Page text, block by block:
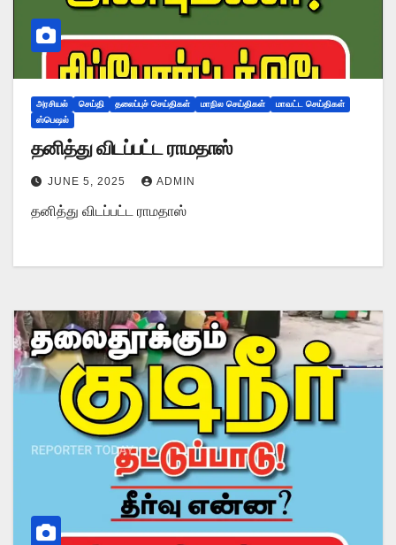
அரசியல் செய்தி தலைப்புச் செய்திகள் மாநில செய்திகள்
மாவட்ட செய்திகள்
ஸ்பெஷல்
தனித்து விடப்பட்ட ராமதாஸ்
JUNE 5, 2025 ADMIN
தனித்து விடப்பட்ட ராமதாஸ்